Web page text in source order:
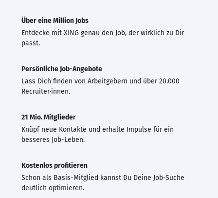
Über eine Million Jobs
Entdecke mit XING genau den Job, der wirklich zu Dir
passt.
Persönliche Job-Angebote
Lass Dich finden von Arbeitgebern und über 20.000
Recruiter·innen.
21 Mio. Mitglieder
Knüpf neue Kontakte und erhalte Impulse für ein
besseres Job-Leben.
Kostenlos profitieren
Schon als Basis-Mitglied kannst Du Deine Job-Suche
deutlich optimieren.